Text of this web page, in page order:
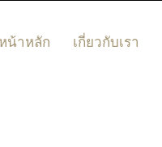
น้าหลัก เกี่ยวกับเรา